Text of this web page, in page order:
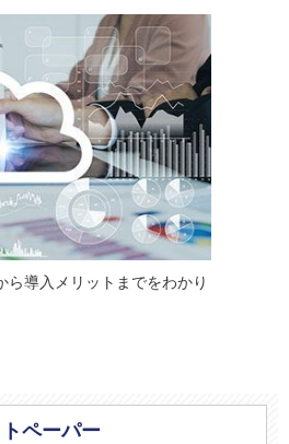
ら導入メリットまでをわかり
ペーパー